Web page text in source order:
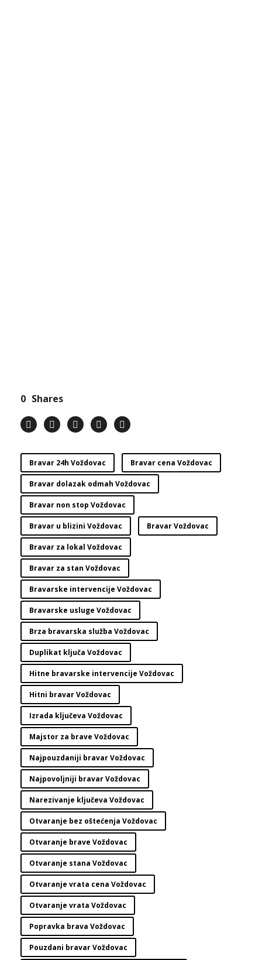
0 Shares
Bravar 24h Voždovac Bravar cena Voždovac
Bravar dolazak odmah Voždovac
Bravar non stop Voždovac
Bravar u blizini Voždovac Bravar Voždovac
Bravar za lokal Voždovac
Bravar za stan Voždovac
Bravarske intervencije Voždovac
Bravarske usluge Voždovac
Brza bravarska služba Voždovac
Duplikat ključa Voždovac
Hitne bravarske intervencije Voždovac
Hitni bravar Voždovac
Izrada ključeva Voždovac
Majstor za brave Voždovac
Najpouzdaniji bravar Voždovac
Najpovoljniji bravar Voždovac
Narezivanje ključeva Voždovac
Otvaranje bez oštećenja Voždovac
Otvaranje brave Voždovac
Otvaranje stana Voždovac
Otvaranje vrata cena Voždovac
Otvaranje vrata Voždovac
Popravka brava Voždovac
Pouzdani bravar Voždovac